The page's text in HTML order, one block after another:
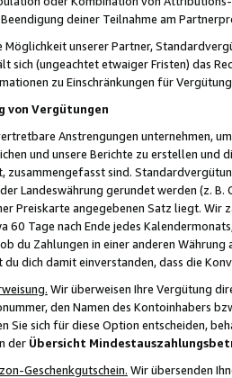
deiner Teilnahme am
Möglichkeit unserer Partner,
sich (ungeachtet etwaiger Fristen) das
zu Einschränkungen für
von Vergütungen
Anstrengungen unternehmen,
und unsere Berichte zu erstellen und
zusammengefasst sind.
Landeswährung gerundet werden (z.
Preiskarte angegebenen Satz liegt.
60 Tage nach Ende jedes
du Zahlungen in einer anderen
dich damit einverstanden, dass die
Wir überweisen Ihre Vergütung
den Namen des Kontoinhabers
Sie sich für diese Option entscheiden,
der Übersicht
Geschenkgutschein. Wir übersenden